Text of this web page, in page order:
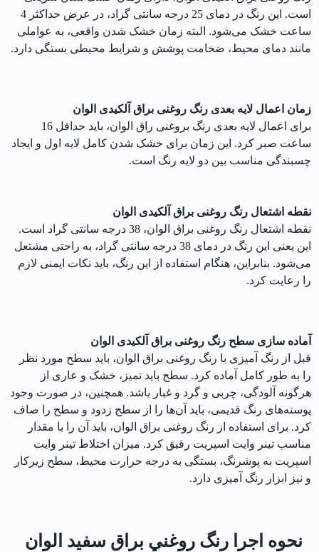
است. این رنگ در دمای 25 درجه سانتی گراد، در عرض حداکثر 4
ساعت خشک می‌شود. البته زمان خشک شدن واقعی، به عواملی
مانند دمای محیط، ضخامت پوشش و شرایط محیطی بستگی دارد.
زمان اعمال لایه بعدی رنگ روغنی براق آلکیدی الوان
برای اعمال لایه بعدی رنگ بروغنی راق الوان، باید حداقل 16
ساعت صبر کرد. این زمان برای خشک شدن کامل لایه اول و ایجاد
چسبندگی مناسب بین دو لایه رنگ است.
نقطه اشتعال رنگ روغنی براق آلکیدی الوان
نقطه اشتعال رنگ روغنی براق الوان، 38 درجه سانتی گراد است.
این یعنی این رنگ در دمای 38 درجه سانتی گراد، به راحتی مشتعل
می‌شود. بنابراین، هنگام استفاده از این رنگ، باید نکات ایمنی لازم
را رعایت کرد.
آماده سازی سطح رنگ روغنی براق آلکیدی الوان
قبل از رنگ آمیزی با رنگ روغنی براق الوان، باید سطح مورد نظر
را به طور کامل آماده کرد. سطح باید تمیز، خشک و عاری از
هرگونه آلودگی، چربی و گرد و غبار باشد. همچنین، در صورت وجود
پوسته‌های رنگ قدیمی، باید آن‌ها را از سطح زدود و سطح را صاف
کرد. برای استفاده از رنگ روغنی براق الوان، باید آن را با مقدار
مناسب تینر وایت اسپریت رقیق کرد. میزان اختلاط تینر وایت
اسپریت به پوشرنگ، بستگی به درجه حرارت محیط، سطح زیرکار
و نیز ابزار رنگ آمیزی دارد.
نحوه اجرا رنگ روغني براق سفيد الوان